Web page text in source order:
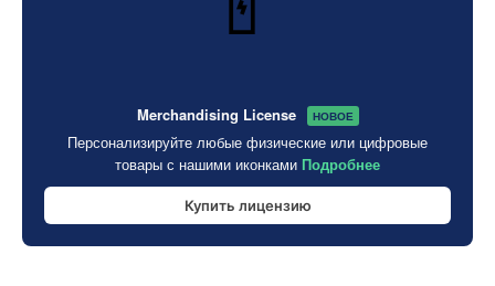
Merchandising License НОВОЕ
Персонализируйте любые физические или цифровые
товары с нашими иконками Подробнее
Купить лицензию